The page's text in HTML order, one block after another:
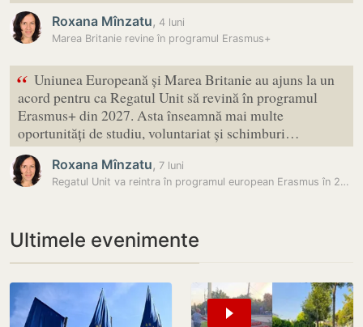
Roxana Mînzatu, 4 luni
Marea Britanie revine în programul Erasmus+
“ Uniunea Europeană și Marea Britanie au ajuns la un
acord pentru ca Regatul Unit să revină în programul
Erasmus+ din 2027. Asta înseamnă mai multe
oportunități de studiu, voluntariat și schimburi…
Roxana Mînzatu, 7 luni
Regatul Unit va reintra în programul european Erasmus în 2027
Ultimele evenimente